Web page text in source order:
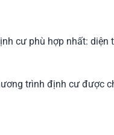
cư phù hợp nhất:
trình định cư được